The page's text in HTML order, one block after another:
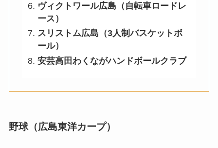
ヴィクトワール広島（自転車ロードレ
ース）
スリストム広島（3人制バスケットボ
ール）
安芸高田わくながハンドボールクラブ
野球（広島東洋カープ）